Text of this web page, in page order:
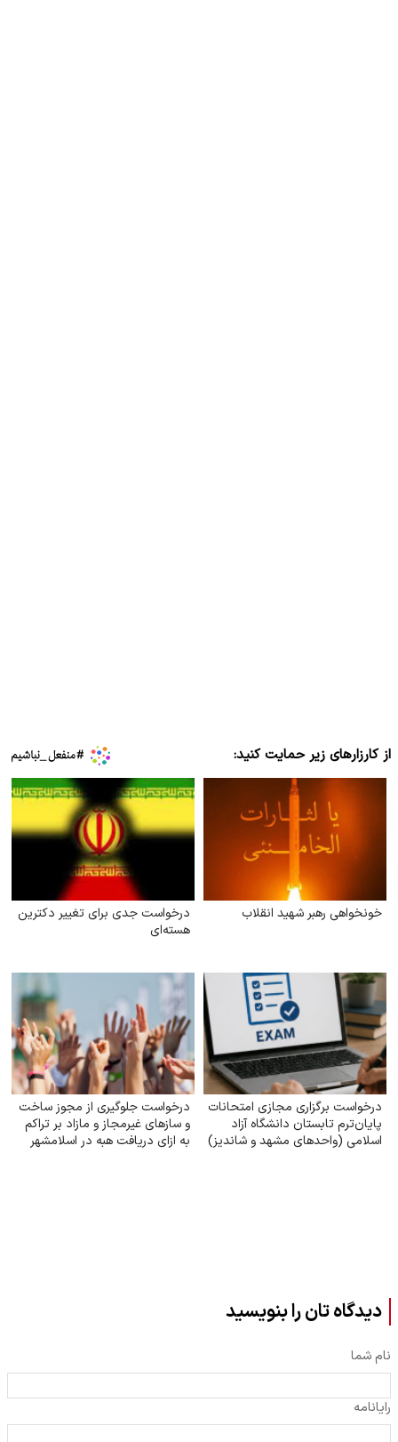
از کارزارهای زیر حمایت کنید:
خونخواهی رهبر شهید انقلاب
درخواست جدی برای تغییر دکترین
هسته‌ای
درخواست برگزاری مجازی امتحانات
پایان‌ترم تابستان دانشگاه آزاد
اسلامی (واحدهای مشهد و شاندیز)
درخواست جلوگیری از مجوز ساخت
و سازهای غیرمجاز و مازاد بر تراکم
به ازای دریافت هبه در اسلامشهر
دیدگاه تان را بنویسید
نام شما
رایانامه